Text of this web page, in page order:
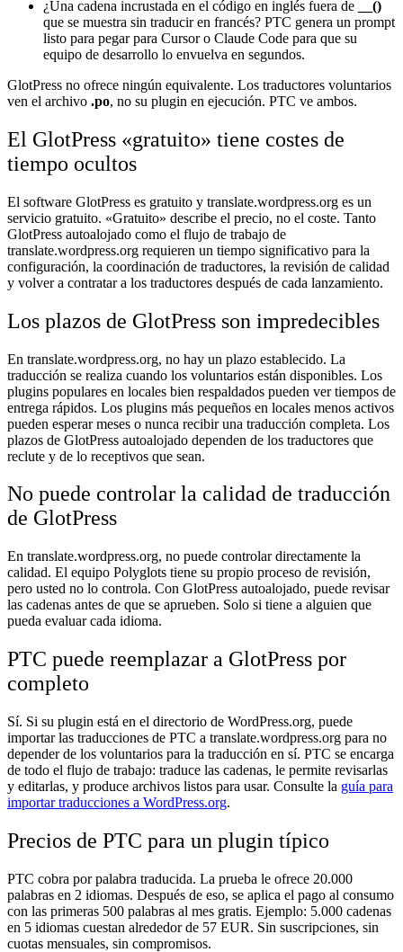
¿Una cadena incrustada en el código en inglés fuera de
__()
que se muestra sin traducir en francés? PTC genera un prompt
listo para pegar para Cursor o Claude Code para que su
equipo de desarrollo lo envuelva en segundos.
GlotPress no ofrece ningún equivalente. Los traductores voluntarios
ven el archivo .po, no su plugin en ejecución. PTC ve ambos.
El GlotPress «gratuito» tiene costes de
tiempo ocultos
El software GlotPress es gratuito y translate.wordpress.org es un
servicio gratuito. «Gratuito» describe el precio, no el coste. Tanto
GlotPress autoalojado como el flujo de trabajo de
translate.wordpress.org requieren un tiempo significativo para la
configuración, la coordinación de traductores, la revisión de calidad
y volver a contratar a los traductores después de cada lanzamiento.
Los plazos de GlotPress son impredecibles
En translate.wordpress.org, no hay un plazo establecido. La
traducción se realiza cuando los voluntarios están disponibles. Los
plugins populares en locales bien respaldados pueden ver tiempos de
entrega rápidos. Los plugins más pequeños en locales menos activos
pueden esperar meses o nunca recibir una traducción completa. Los
plazos de GlotPress autoalojado dependen de los traductores que
reclute y de lo receptivos que sean.
No puede controlar la calidad de traducción
de GlotPress
En translate.wordpress.org, no puede controlar directamente la
calidad. El equipo Polyglots tiene su propio proceso de revisión,
pero usted no lo controla. Con GlotPress autoalojado, puede revisar
las cadenas antes de que se aprueben. Solo si tiene a alguien que
pueda evaluar cada idioma.
PTC puede reemplazar a GlotPress por
completo
Sí. Si su plugin está en el directorio de WordPress.org, puede
importar las traducciones de PTC a translate.wordpress.org para no
depender de los voluntarios para la traducción en sí. PTC se encarga
de todo el flujo de trabajo: traduce las cadenas, le permite revisarlas
y editarlas, y produce archivos listos para usar. Consulte la guía para
importar traducciones a WordPress.org.
Precios de PTC para un plugin típico
PTC cobra por palabra traducida. La prueba le ofrece 20.000
palabras en 2 idiomas. Después de eso, se aplica el pago al consumo
con las primeras 500 palabras al mes gratis. Ejemplo: 5.000 cadenas
en 5 idiomas cuestan alrededor de 57 EUR. Sin suscripciones, sin
cuotas mensuales, sin compromisos.